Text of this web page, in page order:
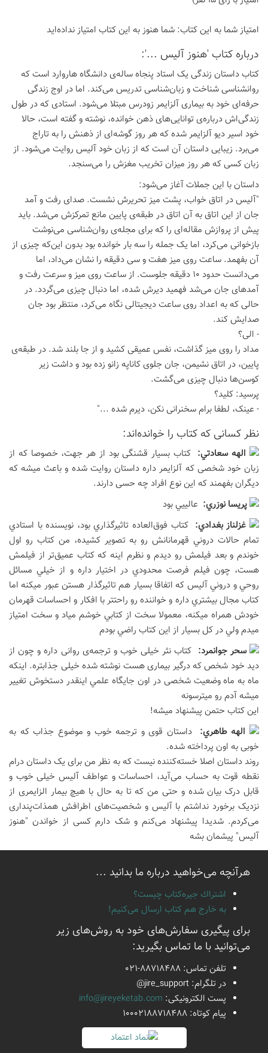
امتیاز شما به این كتاب: شما هنوز به این كتاب امتیاز نداده‌اید
درباره كتاب 'هنوز آلیس ...':
کتاب داستان زندگی یک استاد پنجاه ساله‌ی دانشگاه هاروارد است که
روانشناسی شناخت و زبان‌شناسی تدریس می‌کند. اما در اوج زندگی
حرفه‌ای خود به بیماری آلزایمر زودرس مبتلا می‌شود. استادی که در طول
زندگی‌اش درباره‌ی توانایی‌های ذهن خوانده، نوشته و گفته است، حالا
خود اسیر دیو آلزایمر شده که هر روز گوشه‌ای از ذهنش را به تاراج
می‌برد. زیبایی داستان آن است که از زبان خود آلیس روایت می‌شود. از
زبان کسی که هر روز میزان تخریب مغزش را می‌سنجد.
داستان با این جملات آغاز می‌شود:
"آلیس در اتاق خواب، پشت میز تحریرش نشست. صدای رفت و آمد
جان از این اتاق به آن اتاق در طبقه‌ی پایین مانع تمرکزش می‌شد. باید
پیش از پروازش مقاله‌ای را که برای مجله‌ی روان‌شناسی می‌نوشت
بازخوانی می‌کرد، اما یک جمله را سه بار خوانده بود بدون این‌که چیزی از
آن بفهمد. ساعت روی میز هفت و سی دقیقه را نشان می‌داد، اما
می‌دانست حدود 10 دقیقه جلوست. از ساعت روی میز و سرعت رفت و
آمدهای جان می‌شد فهمید دیرش شده، اما دنبال چیزی می‌گردد. در
حالی که به اعداد روی ساعت دیجیتالی نگاه می‌کرد، منتظر بود جان
صدایش کند.
- الی؟
مداد را روی میز گذاشت، نفس عمیقی کشید و از جا بلند شد. در طبقه‌ی
پایین، در اتاق نشیمن، جان جلوی کاناپه زانو زده بود و داشت زیر
کوسن‌ها دنبال چیزی می‌گشت.
پرسید: کلید؟
- عینک، لطفا برام سخنرانی نکن، دیرم شده ..."
نظر كسانی كه كتاب را خوانده‌اند:
الهه سعادتي:کتاب بسیار قشنگی بود از هر جهت، خصوصا که از
زبان خود شخصی که آلزایمر داره داستان روایت شده و باعث میشه که
دیگران بفهمند که این نوع افراد چه حسی دارند.
پريسا نوزري: عالييي بود
غزلناز بغدادي:كتاب فوق‌العاده تاثيرگذاري بود، نويسنده با استادي
تمام حالات دروني قهرمانانش رو به تصوير كشيده، من كتاب رو اول
خوندم و بعد فيلمش رو ديدم و نظرم اينه كه كتاب عميق‌تر از فيلمش
هست، چون فيلم فرصت محدودي در اختيار داره و از خيلي مسائل
روحي و دروني آليس كه اتفاقا بسيار هم تاثيرگذار هستن عبور ميكنه اما
كتاب مجال بيشتري داره و خواننده رو راحتتر با افكار و احساسات قهرمان
خودش همراه ميكنه، معمولا سخت از كتابي خوشم مياد و سخت امتياز
ميدم ولي در كل بسيار از اين كتاب راضي بودم
سحر جوانمرد: كتاب نثر خيلى خوب و ترجمه‌ى روانى داره و چون از
ديد خود شخص كه درگير بيمارى هست نوشته شده خيلى جذابتره. اينكه
ماه به ماه وضعيت شخصى در اون جايگاه علمي اينقدر دستخوش تغيير
ميشه آدم رو ميترسونه
اين كتاب حتمن پيشنهاد ميشه!
الهه طاهري:داستان قوی و ترجمه خوب و موضوع جذاب که به
خوبی به اون پرداخته شده.
روند داستان اصلا خسته‌کننده نیست که به نظر من برای یک داستان درام
نقطه قوت به حساب می‌آید، احساسات و عواطف آلیس خیلی خوب و
قابل درک بیان شده و حتی من که تا به حال با هیچ بیمار الزایمری از
نزدیک برخورد نداشتم با آلیس و شخصیت‌های اطرافش همذات‌پنداری
می‌کردم. شدیدا پیشنهاد می‌کنم و شک دارم کسی از خواندن "هنوز
آلیس" پیشمان بشه
هرآنچه می‌خواهید درباره ما بدانید ...
اشتراك جيره‌كتاب چيست؟
به خارج هم كتاب ارسال می‌كنیم!
برای پیگیری سفارش‌های خود به روش‌های زیر
می‌توانید با ما تماس بگیرید:
تلفن تماس: 021-88718488
در تلگرام: @jire_support
پست الكترونیكی: info@jireyeketab.com
پیام كوتاه: 10002188718488